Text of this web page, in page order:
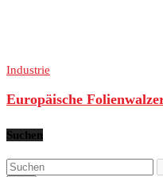
Industrie
Europäische
Suchen